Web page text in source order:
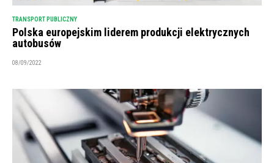
TRANSPORT PUBLICZNY
Polska europejskim liderem produkcji elektrycznych
autobusów
08/09/2022